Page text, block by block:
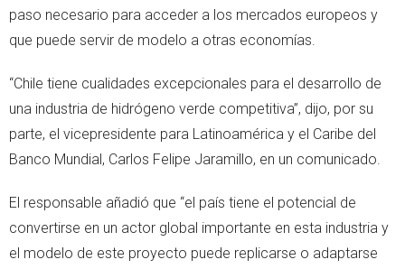
paso necesario para acceder a los mercados europeos y
que puede servir de modelo a otras economías.
“Chile tiene cualidades excepcionales para el desarrollo de
una industria de hidrógeno verde competitiva”, dijo, por su
parte, el vicepresidente para Latinoamérica y el Caribe del
Banco Mundial, Carlos Felipe Jaramillo, en un comunicado.
El responsable añadió que “el país tiene el potencial de
convertirse en un actor global importante en esta industria y
el modelo de este proyecto puede replicarse o adaptarse